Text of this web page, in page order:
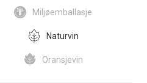
Miljøemballasje
Naturvin
Oransjevin